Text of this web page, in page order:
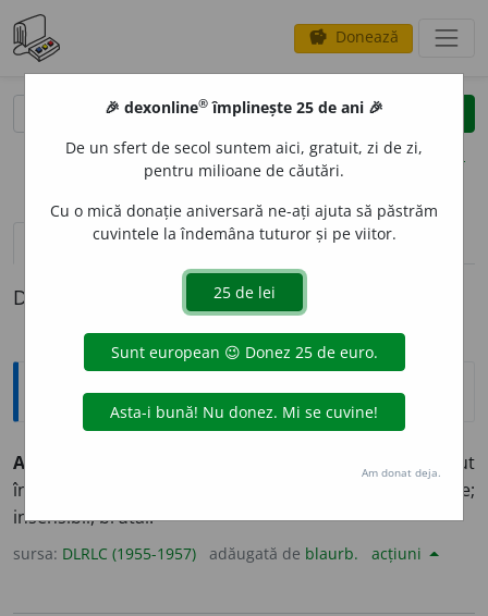
savings Donează
clear
opțiuni
definiții (1)
Definiția cu ID-ul 889347:
Explicative DEX
ABRUTIZ
Care și-a pierdut
însușirile specific umane, lipsit de suflet, de bunătate;
insensibil, brutal.
sursa: DLRLC (1955-1957) adăugată de blaurb. acțiuni
🎉 dexonline® împlinește 25 de ani 🎉
De un sfert de secol suntem aici, gratuit, zi de zi,
pentru milioane de căutări.
Cu o mică donație aniversară ne-ați ajuta să păstrăm
cuvintele la îndemâna tuturor și pe viitor.
Am donat deja.